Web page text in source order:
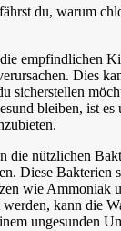
du, warum
empfindlichen
Dies
sicherstellen
bleiben, ist es
die nützlichen
Diese Bakterien
wie Ammoniak
kann die
ungesunden